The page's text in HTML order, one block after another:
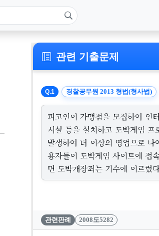
관련 기출문제
Q.1 경찰공무원 2013 형법(형사법)
피고인이 가맹점을 모집하여 인
시설 등을 설치하고 도박게임
발생하여 더 이상의 영업으로 나
용자들이 도박게임 사이트에 접
면 도박개장죄는 기수에 이르렀
관련판례 2008도5282